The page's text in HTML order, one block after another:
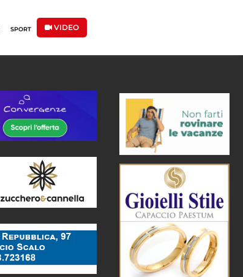
SPORT VIDEO